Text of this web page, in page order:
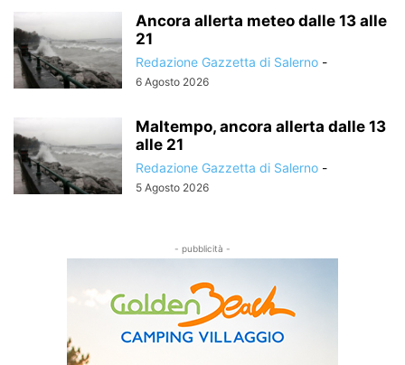
Ancora allerta meteo dalle 13 alle
21
Redazione Gazzetta di Salerno -
6 Agosto 2026
Maltempo, ancora allerta dalle 13
alle 21
Redazione Gazzetta di Salerno -
5 Agosto 2026
- pubblicità -